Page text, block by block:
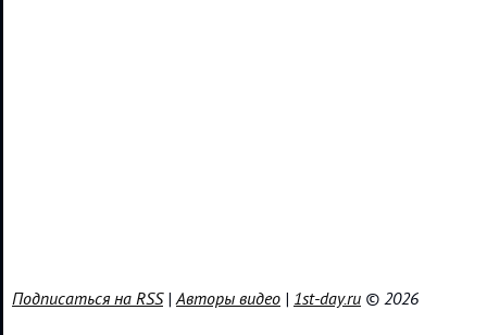
Подписаться на RSS|Авторы видео | 1st-day.ru © 2026